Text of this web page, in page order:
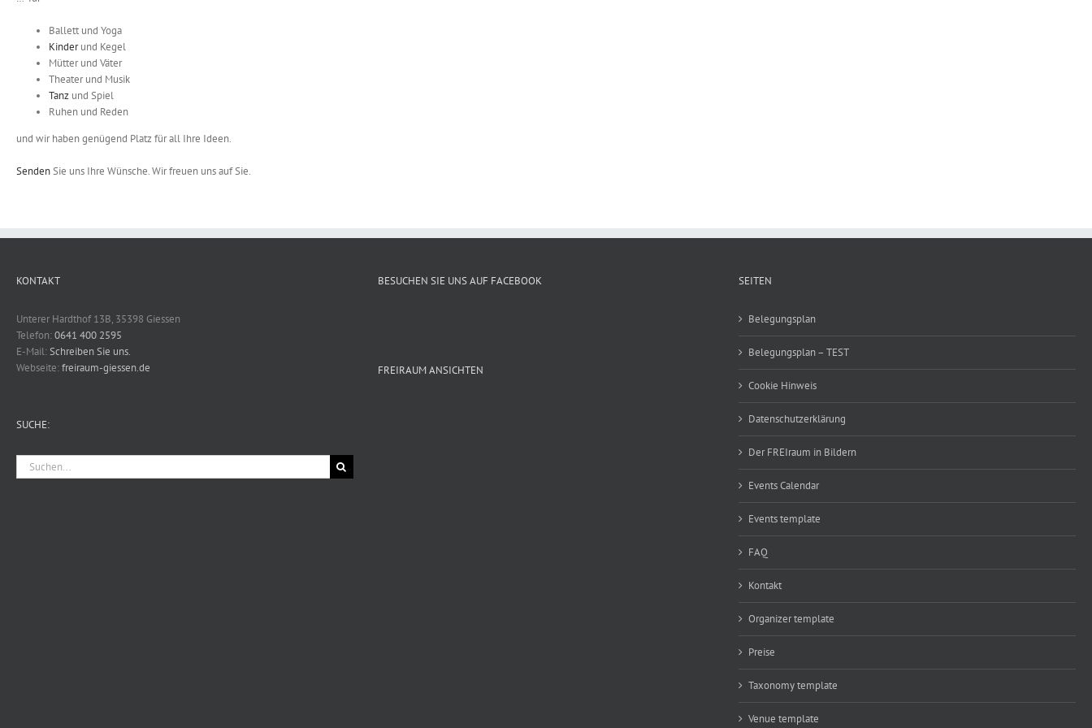
Ballett und Yoga
Kinderund Kegel
Mütter und Väter
Theater und Musik
Tanz und Spiel
Ruhen und Reden
und wir haben genügend Platz für all Ihre Ideen.
SendenSie uns Ihre Wünsche. Wir freuen uns auf Sie.
KONTAKT
Unterer Hardthof 13B, 35398 Giessen
Telefon:0641 400 2595
E-Mail:Schreiben Sie uns.
Webseite:freiraum-giessen.de
SUCHE:
Suche
nach:
BESUCHEN SIE UNS AUF FACEBOOK
FREIRAUM ANSICHTEN
SEITEN
Belegungsplan
Belegungsplan – TEST
Cookie Hinweis
Datenschutzerklärung
Der FREIraum in Bildern
Events Calendar
Events template
FAQ
Kontakt
Organizer template
Preise
Taxonomy template
Venue template